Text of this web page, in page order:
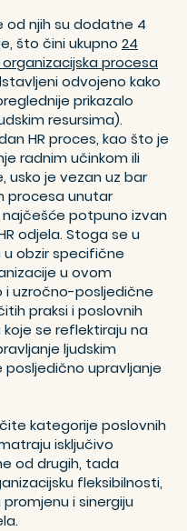
od njih su dodatne 4
što čini ukupno 24
procesa
odvojeno kako
prikazalo
resursima).
HR proces, kao što je
radnim učinkom ili
usko je vezan uz bar
procesa unutar
najčešće potpuno izvan
odjela. Stoga se u
u obzir specifične
u ovom
i uzročno-posljedične
praksi i poslovnih
se reflektiraju na
ljudskim
posljedično upravljanje
kategorije poslovnih
isključivo
od drugih, tada
fleksibilnosti,
i sinergiju